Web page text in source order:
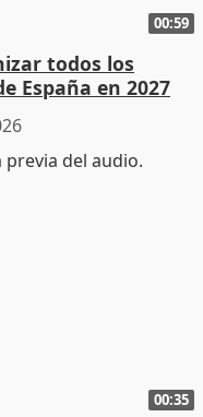
00:59
todos los
España en 2027
00:35